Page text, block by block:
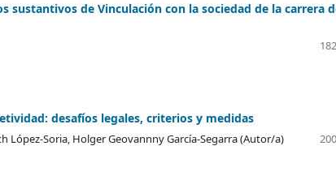
sustantivos de Vinculación con la sociedad de la carrera
desafíos legales, criterios y medidas
López-Soria, Holger Geovannny García-Segarra (Autor/a)